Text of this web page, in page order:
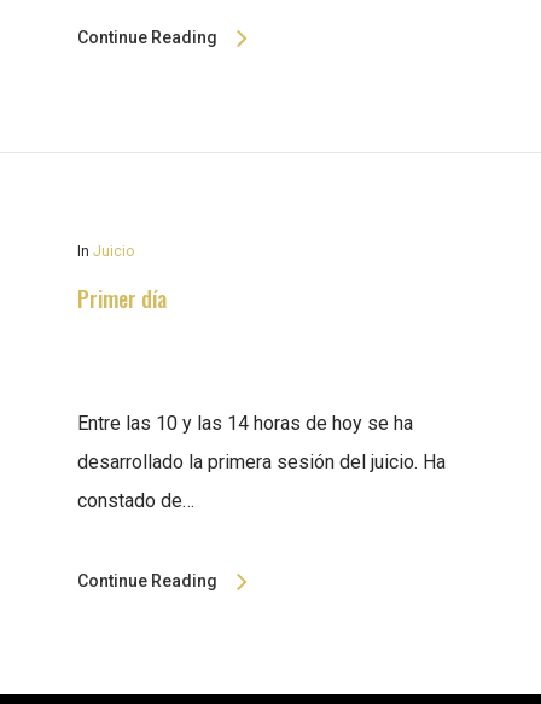
Continue Reading
In Juicio
Primer día
Entre las 10 y las 14 horas de hoy se ha
desarrollado la primera sesión del juicio. Ha
constado de…
Continue Reading